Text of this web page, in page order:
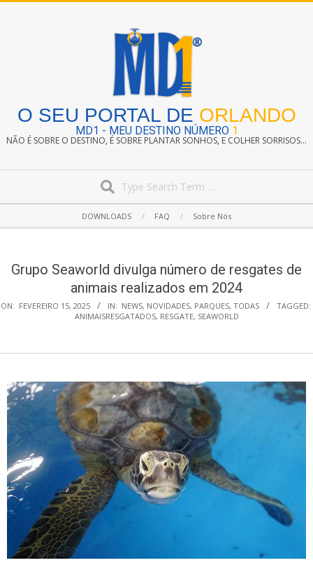
O SEU PORTAL DE ORLANDO
MD1 - MEU DESTINO NÚMERO 1
NÃO É SOBRE O DESTINO, É SOBRE PLANTAR SONHOS, E COLHER SORRISOS...
Navigation
DOWNLOADS FAQ Sobre Nós
Grupo Seaworld divulga número de resgates de
animais realizados em 2024
ON: FEVEREIRO 15, 2025 IN: NEWS, NOVIDADES, PARQUES, TODAS
TAGGED:
ANIMAISRESGATADOS, RESGATE, SEAWORLD